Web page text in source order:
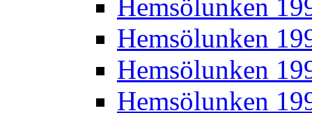
Hemsölunken
Hemsölunken
Hemsölunken
Hemsölunken